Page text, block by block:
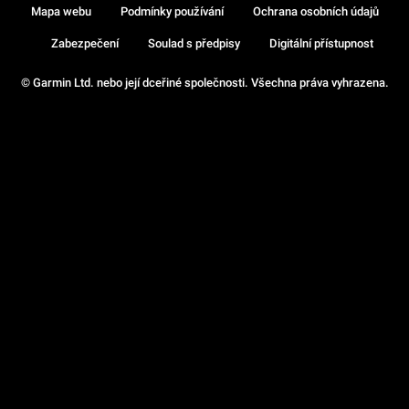
© Garmin Ltd. nebo její dceřiné společnosti. Všechna práva vyhrazena.
Mapa webu Podmínky používání Ochrana osobních údajů
Zabezpečení Soulad s předpisy Digitální přístupnost